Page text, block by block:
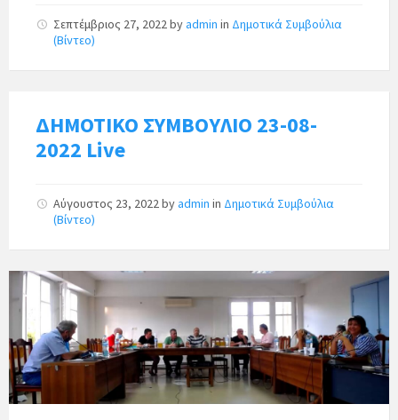
Σεπτέμβριος 27, 2022byadmin in Δημοτικά Συμβούλια
(Βίντεο)
ΔΗΜΟΤΙΚΟ ΣΥΜΒΟΥΛΙΟ 23-08-
2022 Live
Αύγουστος 23, 2022byadmin in Δημοτικά Συμβούλια
(Βίντεο)